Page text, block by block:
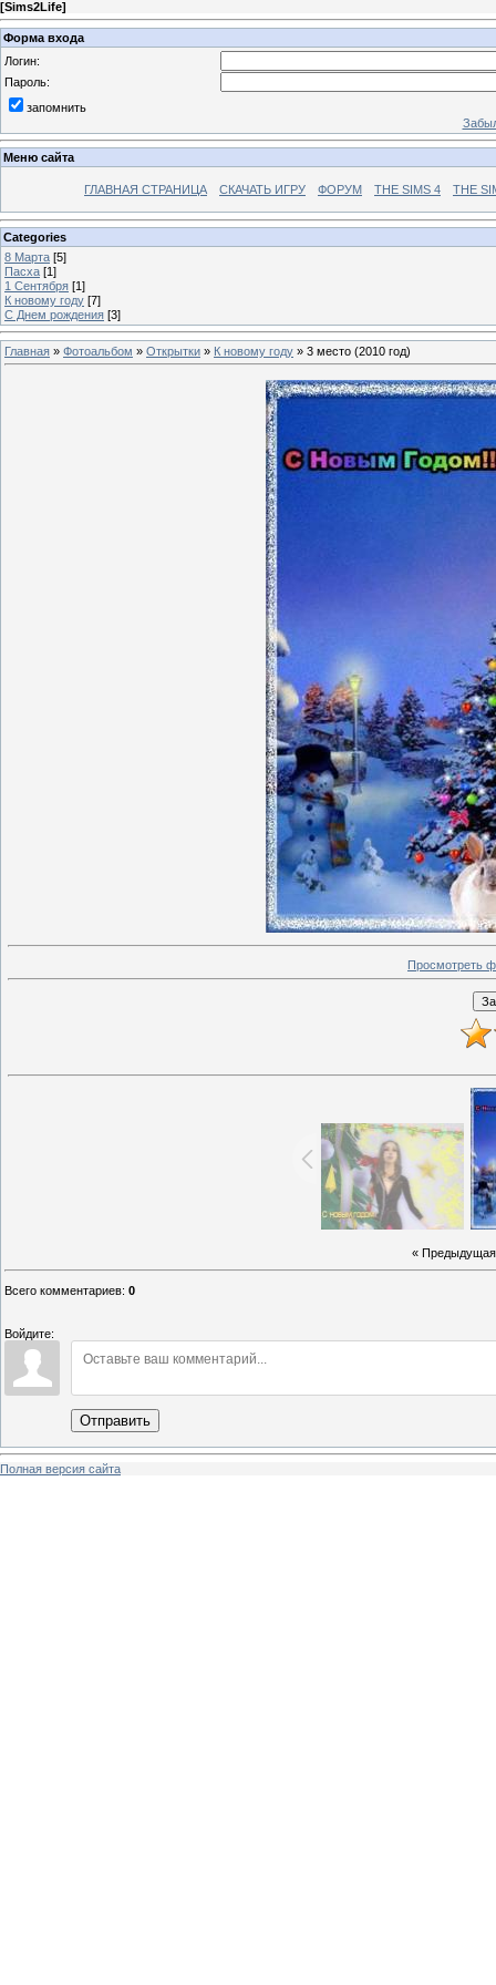
[Sims2Life]
Форма входа
Логин:
Пароль:
запомнить
Меню сайта
ГЛАВНАЯ СТРАНИЦА СКАЧАТЬ ИГРУ ФОРУМ THE SIMS 4 THE
Categories
8 Марта [5]
Пасха [1]
1 Сентября [1]
К новому году [7]
С Днем рождения [3]
Главная » Фотоальбом » Открытки » К новому году » 3 место (2010 год)
Просмотреть
« Предыдущая
Всего комментариев: 0
Войдите:
Отправить
Полная версия сайта